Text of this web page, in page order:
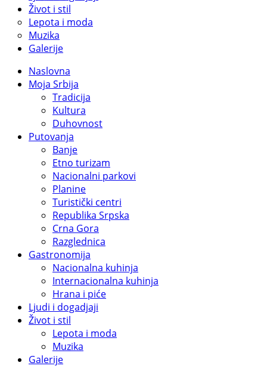
Život i stil
Lepota i moda
Muzika
Galerije
Naslovna
Moja Srbija
Tradicija
Kultura
Duhovnost
Putovanja
Banje
Etno turizam
Nacionalni parkovi
Planine
Turistički centri
Republika Srpska
Crna Gora
Razglednica
Gastronomija
Nacionalna kuhinja
Internacionalna kuhinja
Hrana i piće
Ljudi i dogadjaji
Život i stil
Lepota i moda
Muzika
Galerije